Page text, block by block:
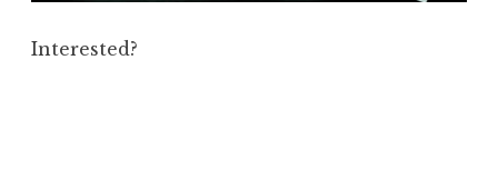
Interested?